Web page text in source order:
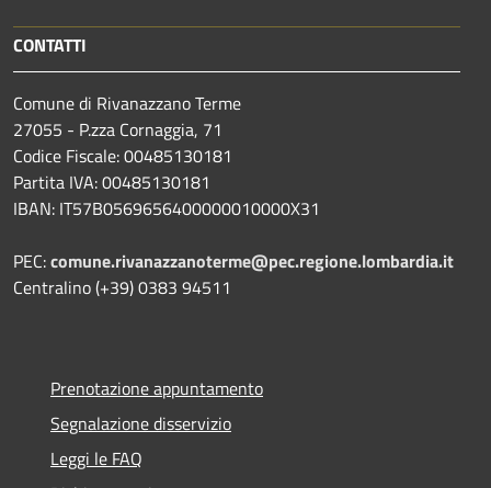
CONTATTI
Comune di Rivanazzano Terme
27055 - P.zza Cornaggia, 71
Codice Fiscale: 00485130181
Partita IVA: 00485130181
IBAN: IT57B0569656400000010000X31
PEC:comune.rivanazzanoterme@pec.regione.lombardia.it
Centralino (+39) 0383 94511
Prenotazione appuntamento
Segnalazione disservizio
Leggi le FAQ